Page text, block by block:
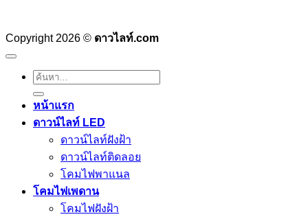
Copyright 2026 © ดาวไลท์.com
ค้นหา:
หน้าแรก
ดาวน์ไลท์ LED
ดาวน์ไลท์ฝังฝ้า
ดาวน์ไลท์ติดลอย
โคมไฟพาแนล
โคมไฟเพดาน
โคมไฟฝังฝ้า